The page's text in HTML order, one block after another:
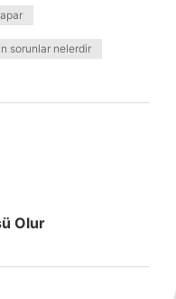
sorunlar nelerdir
Olur